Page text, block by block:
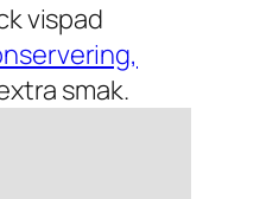
vispad
smak.